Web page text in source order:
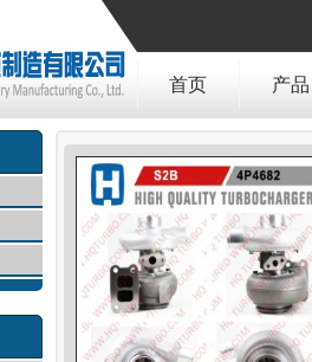
首页 产品